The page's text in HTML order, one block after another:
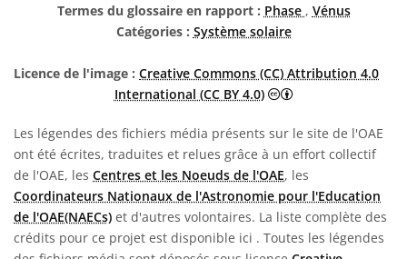
Termes du glossaire en rapport : Phase , Vénus
Catégories : Système solaire
Licence de l'image : Creative Commons (CC) Attribution 4.0
International (CC BY 4.0)
Creative
Les légendes des fichiers média présents sur le site de l'OAE
ont été écrites, traduites et relues grâce à un effort collectif
de l'OAE, les Centres et les Noeuds de l'OAE, les
Coordinateurs Nationaux de l'Astronomie pour l'Education
de l'OAE(NAECs) et d'autres volontaires. La liste complète des
crédits pour ce projet est disponible ici . Toutes les légendes